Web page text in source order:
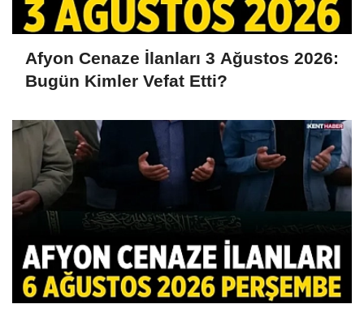
Afyon Cenaze İlanları 3 Ağustos 2026:
Bugün Kimler Vefat Etti?